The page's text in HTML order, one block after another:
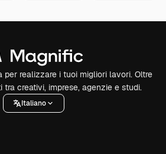
per realizzare i tuoi migliori lavori. Oltre
tra creativi, imprese, agenzie e studi.
Italiano